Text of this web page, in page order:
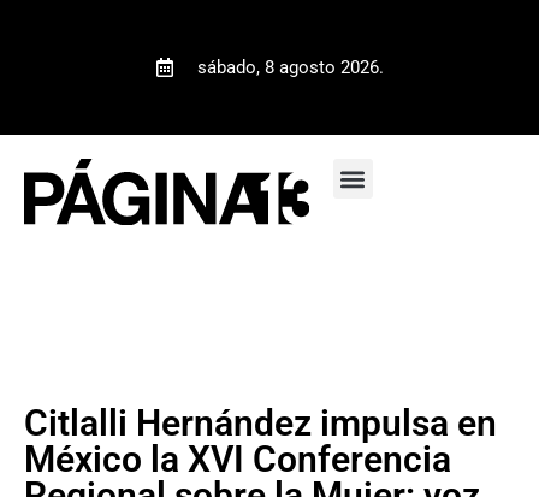
sábado, 8 agosto 2026.
Citlalli Hernández impulsa en
México la XVI Conferencia